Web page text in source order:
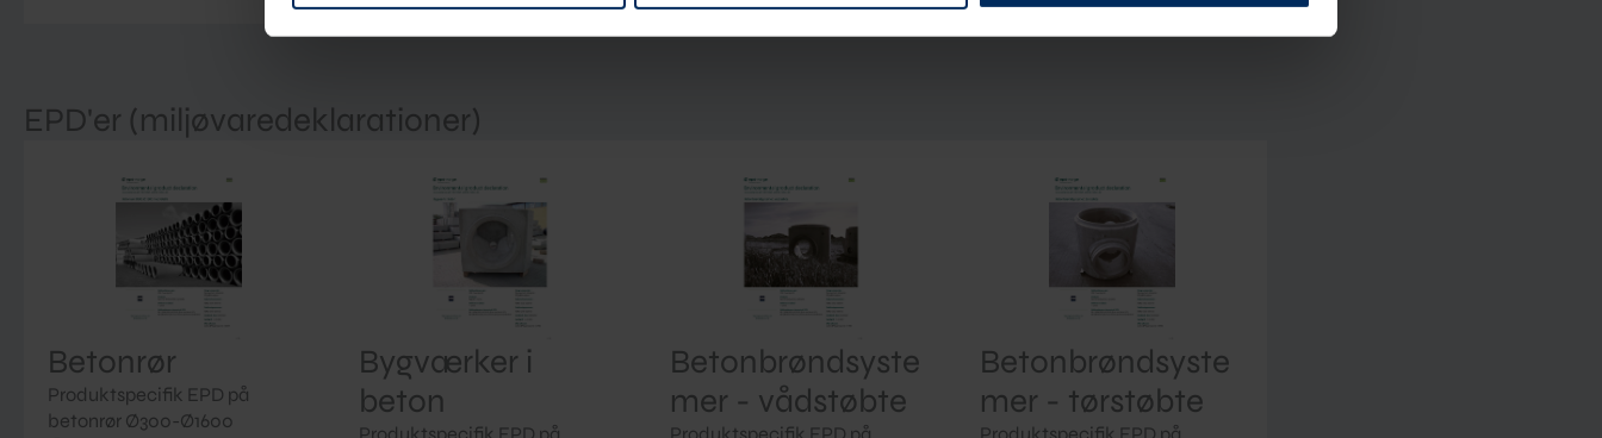
EPD'er (miljøvaredeklarationer)
Betonrør
Produktspecifik EPD på
betonrør Ø300-Ø1600
Bygværker i
beton
Betonbrøndsyste
mer - vådstøbte
Betonbrøndsyste
mer - tørstøbte